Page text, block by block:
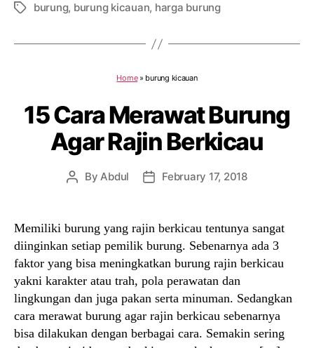
Tagsburung, burung kicauan, harga burung
Home» burung kicauan
15 Cara Merawat Burung
Agar Rajin Berkicau
PostByAbdul
PostFebruary 17, 2018
Memiliki burung yang rajin berkicau tentunya sangat
diinginkan setiap pemilik burung. Sebenarnya ada 3
faktor yang bisa meningkatkan burung rajin berkicau
yakni karakter atau trah, pola perawatan dan
lingkungan dan juga pakan serta minuman. Sedangkan
cara merawat burung agar rajin berkicau sebenarnya
bisa dilakukan dengan berbagai cara. Semakin sering